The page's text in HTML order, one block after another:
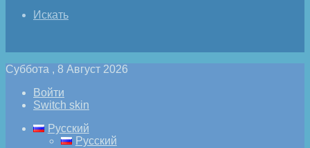
Искать
Суббота , 8 Август 2026
Войти
Switch skin
Русский
Русский